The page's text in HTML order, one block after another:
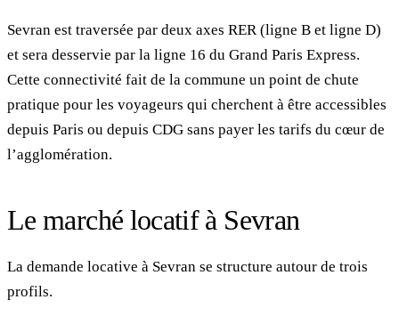
Sevran est traversée par deux axes RER (ligne B et ligne D)
et sera desservie par la ligne 16 du Grand Paris Express.
Cette connectivité fait de la commune un point de chute
pratique pour les voyageurs qui cherchent à être accessibles
depuis Paris ou depuis CDG sans payer les tarifs du cœur de
l’agglomération.
Le marché locatif à Sevran
La demande locative à Sevran se structure autour de trois
profils.